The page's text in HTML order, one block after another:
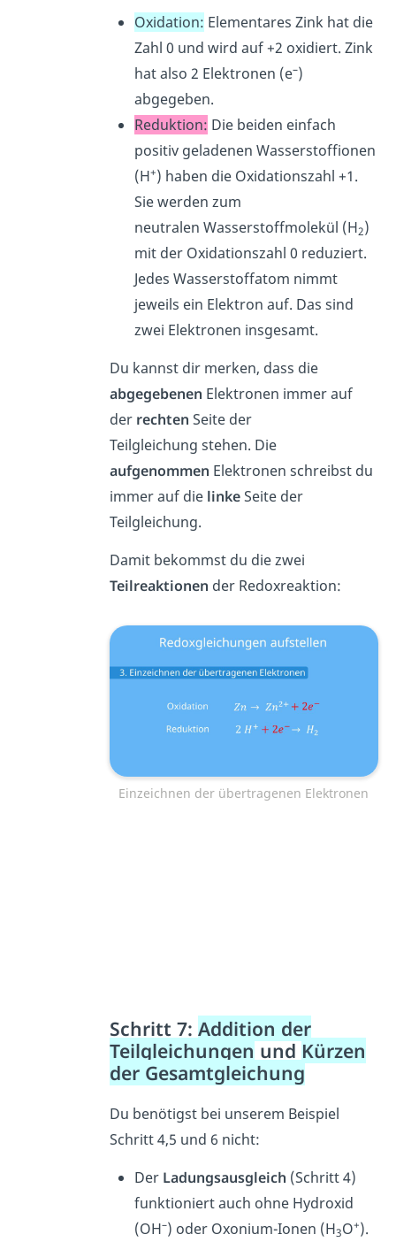
Oxidation: Elementares Zink hat die
Zahl 0 und wird auf +2 oxidiert. Zink
hat also 2 Elektronen (e–)
abgegeben.
Reduktion: Die beiden einfach
positiv geladenen Wasserstoffionen
(H+) haben die Oxidationszahl +1.
Sie werden zum
neutralen Wasserstoffmolekül (H2)
mit der Oxidationszahl 0 reduziert.
Jedes Wasserstoffatom nimmt
jeweils ein Elektron auf. Das sind
zwei Elektronen insgesamt.
Du kannst dir merken, dass die
abgegebenen Elektronen immer auf
der rechten Seite der
Teilgleichung stehen. Die
aufgenommen Elektronen schreibst du
immer auf dielinkeSeite der
Teilgleichung.
Damit bekommst du die zwei
Teilreaktionen der Redoxreaktion:
Einzeichnen der übertragenen Elektronen
Schritt 7: Addition der
Teilgleichungen und Kürzen
der Gesamtgleichung
Du benötigst bei unserem Beispiel
Schritt 4,5 und 6 nicht:
DerLadungsausgleich (Schritt 4)
funktioniert auch ohne Hydroxid
(OH–) oder Oxonium-Ionen (H3O+).